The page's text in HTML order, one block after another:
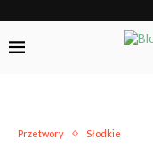
Przetwory Słodkie